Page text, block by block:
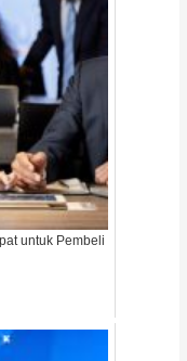
untuk Pembeli